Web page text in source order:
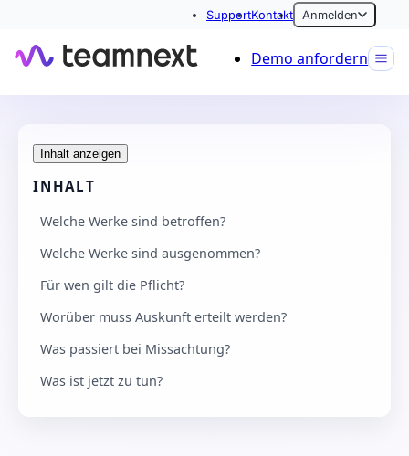
SupportKontakt Anmelden
Demo anfordern
Inhalt anzeigen
INHALT
Welche Werke sind betroffen?
Welche Werke sind ausgenommen?
Für wen gilt die Pflicht?
Worüber muss Auskunft erteilt werden?
Was passiert bei Missachtung?
Was ist jetzt zu tun?